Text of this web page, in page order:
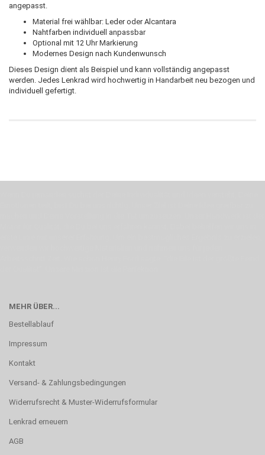
angepasst.
Material frei wählbar: Leder oder Alcantara
Nahtfarben individuell anpassbar
Optional mit 12 Uhr Markierung
Modernes Design nach Kundenwunsch
Dieses Design dient als Beispiel und kann vollständig angepasst
werden. Jedes Lenkrad wird hochwertig in Handarbeit neu bezogen und
individuell gefertigt.
MEHR ÜBER...
Bestellablauf
Impressum
Kontakt
Versand- & Zahlungsbedingungen
Widerrufsrecht & Muster-Widerrufsformular
Lenkrad erneuern
AGB